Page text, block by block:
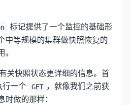
标记提供了一个监控的基础形
中等规模的集群做快照恢复的
关快照状态更详细的信息。首
行一个
GET ，就像我们之前获
做的那样：